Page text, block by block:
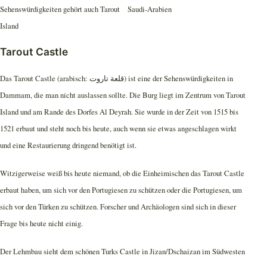
Tarout Castle
Das Tarout Castle (arabisch: قلعة تاروت‎) ist eine der Sehenswürdigkeiten in
Dammam, die man nicht auslassen sollte. Die Burg liegt im Zentrum von Tarout
Island und am Rande des Dorfes Al Deyrah. Sie wurde in der Zeit von 1515 bis
1521 erbaut und steht noch bis heute, auch wenn sie etwas angeschlagen wirkt
und eine Restaurierung dringend benötigt ist.
Witzigerweise weiß bis heute niemand, ob die Einheimischen das Tarout Castle
erbaut haben, um sich vor den Portugiesen zu schützen oder die Portugiesen, um
sich vor den Türken zu schützen. Forscher und Archäologen sind sich in dieser
Frage bis heute nicht einig.
Der Lehmbau sieht dem schönen Turks Castle in Jizan/Dschaizan im Südwesten